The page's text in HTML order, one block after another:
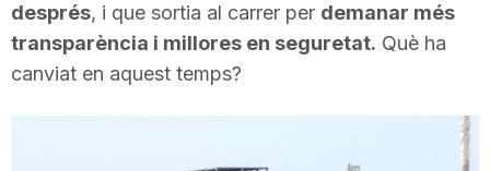
després, i que sortia al carrer per demanar més
transparència i millores en seguretat. Què ha
canviat en aquest temps?